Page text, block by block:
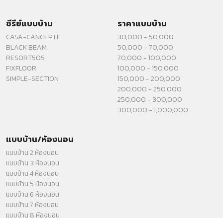
ซีรีย์แบบบ้าน
CASA-CANCEPT1
BLACK BEAM
RESORT505
FIXFLOOR
SIMPLE-SECTION
ราคาแบบบ้าน
30,000 - 50,000
50,000 - 70,000
70,000 - 100,000
100,000 - 150,000
150,000 - 200,000
200,000 - 250,000
250,000 - 300,000
300,000 - 1,000,000
แบบบ้าน/ห้องนอน
แบบบ้าน 2 ห้องนอน
แบบบ้าน 3 ห้องนอน
แบบบ้าน 4 ห้องนอน
แบบบ้าน 5 ห้องนอน
แบบบ้าน 6 ห้องนอน
แบบบ้าน 7 ห้องนอน
แบบบ้าน 8 ห้องนอน